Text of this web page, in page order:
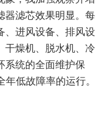
器滤芯效果明显。每
、进风设备、排风设
干燥机、脱水机、冷
系统的全面维护保
低故障率的运行。